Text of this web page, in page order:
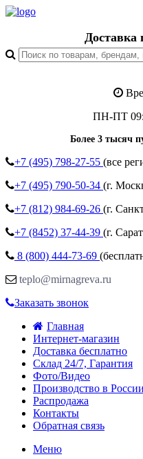
Доставка
ПН-ПТ
Более 3 тысяч
+7 (495) 798-27-55 (все
+7 (495) 790-50-34 (г.
+7 (812) 984-69-26 (г.
+7 (8452) 37-44-39 (г.
8 (800) 444-73-69
teplo@mirnagreva.ru
Заказать звонок
Главная
Интернет-магазин
Доставка бесплатно
Склад 24/7, Гарантия
Фото/Видео
Производство в
Распродажа
Контакты
Обратная связь
Меню